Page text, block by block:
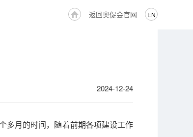
EN
返回奥促会官网
2024-12-24
多月的时间，随着前期各项建设工作